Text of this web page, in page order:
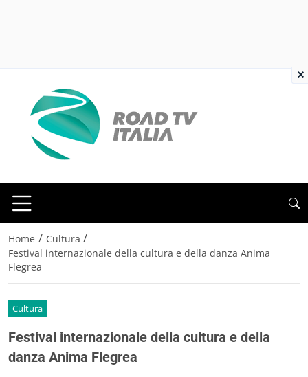
Home / Cultura /
Festival internazionale della cultura e della danza Anima
Flegrea
Cultura
Festival internazionale della cultura e della
danza Anima Flegrea
×